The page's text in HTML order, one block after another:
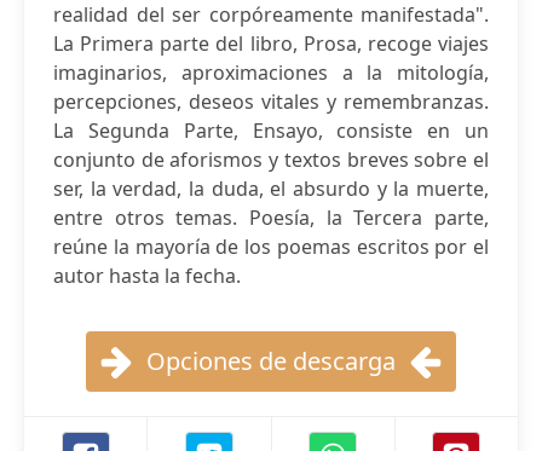
realidad del ser corpóreamente manifestada".
La Primera parte del libro, Prosa, recoge viajes
imaginarios, aproximaciones a la mitología,
percepciones, deseos vitales y remembranzas.
La Segunda Parte, Ensayo, consiste en un
conjunto de aforismos y textos breves sobre el
ser, la verdad, la duda, el absurdo y la muerte,
entre otros temas. Poesía, la Tercera parte,
reúne la mayoría de los poemas escritos por el
autor hasta la fecha.
Opciones de descarga